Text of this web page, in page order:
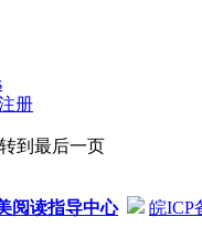
册
到最后一页
阅读指导中心 皖ICP